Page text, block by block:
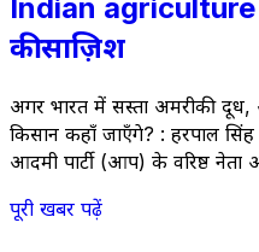
Indian
की साज़िश
अगर भारत में सस्ता अमरीकी
किसान कहाँ जाएँगे? : हरपाल
आदमी पार्टी (आप) के वरिष्ठ नेता
करते हुए आरोप लगाया कि वह
पूरी खबर पढ़ें